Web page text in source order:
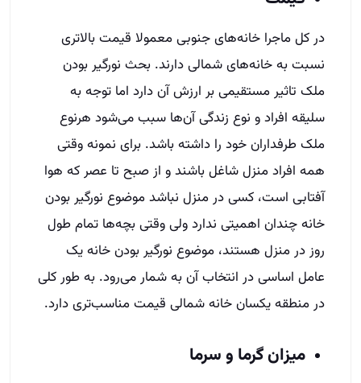
در کل ماجرا خانه‌های جنوبی معمولا قیمت بالاتری
نسبت به خانه‌های شمالی دارند. بحث نورگیر بودن
ملک تاثیر مستقیمی بر ارزش آن دارد اما توجه به
سلیقه افراد و نوع زندگی آن‌ها سبب می‌شود هرنوع
ملک طرفداران خود را داشته باشد. برای نمونه وقتی
همه افراد منزل شاغل باشند و از صبح تا عصر که هوا
آفتابی است، کسی در منزل نباشد موضوع نورگیر بودن
خانه چندان اهمیتی ندارد ولی وقتی بچه‌ها تمام طول
روز در منزل هستند، موضوع نورگیر بودن خانه یک
عامل اساسی در انتخاب آن به شمار می‌رود. به طور کلی
در منطقه یکسان خانه شمالی قیمت مناسب‌تری دارد.
میزان گرما و سرما